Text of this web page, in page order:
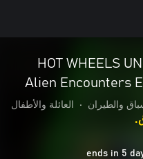
HOT WHEELS
Alien Encounters
والطيران • العائلة والأطفال